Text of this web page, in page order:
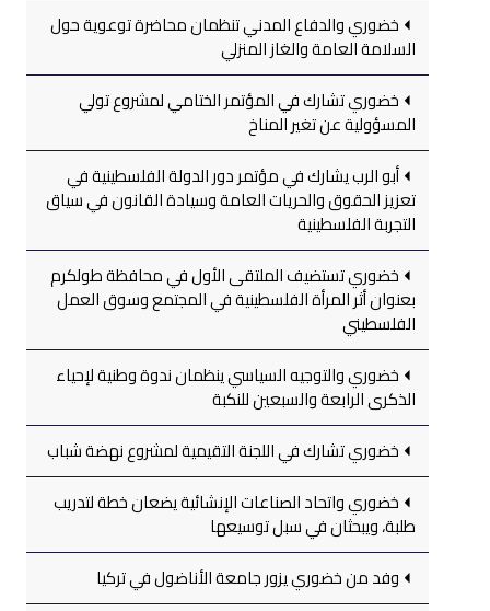
خضوري والدفاع المدني تنظمان محاضرة توعوية حول
السلامة العامة والغاز المنزلي
خضوري تشارك في المؤتمر الختامي لمشروع تولي
المسؤولية عن تغير المناخ
أبو الرب يشارك في مؤتمر دور الدولة الفلسطينية في
تعزيز الحقوق والحريات العامة وسيادة القانون في سياق
التجربة الفلسطينية
خضوري تستضيف الملتقى الأول في محافظة طولكرم
بعنوان أثر المرأة الفلسطينية في المجتمع وسوق العمل
الفلسطيني
خضوري والتوجيه السياسي ينظمان ندوة وطنية لإحياء
الذكرى الرابعة والسبعين للنكبة
خضوري تشارك في اللجنة التقيمية لمشروع نهضة شباب
خضوري واتحاد الصناعات الإنشائية يضعان خطة لتدريب
طلبة، ويبحثان في سبل توسيعها
وفد من خضوري يزور جامعة الأناضول في تركيا